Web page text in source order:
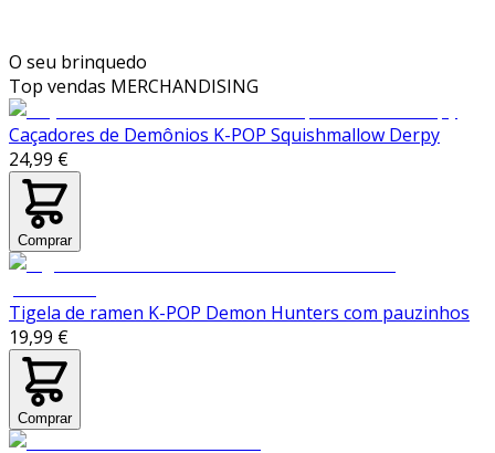
O seu brinquedo
Top vendas MERCHANDISING
Caçadores de Demônios K-POP Squishmallow Derpy
24,99 €
Comprar
Tigela de ramen K-POP Demon Hunters com pauzinhos
19,99 €
Comprar